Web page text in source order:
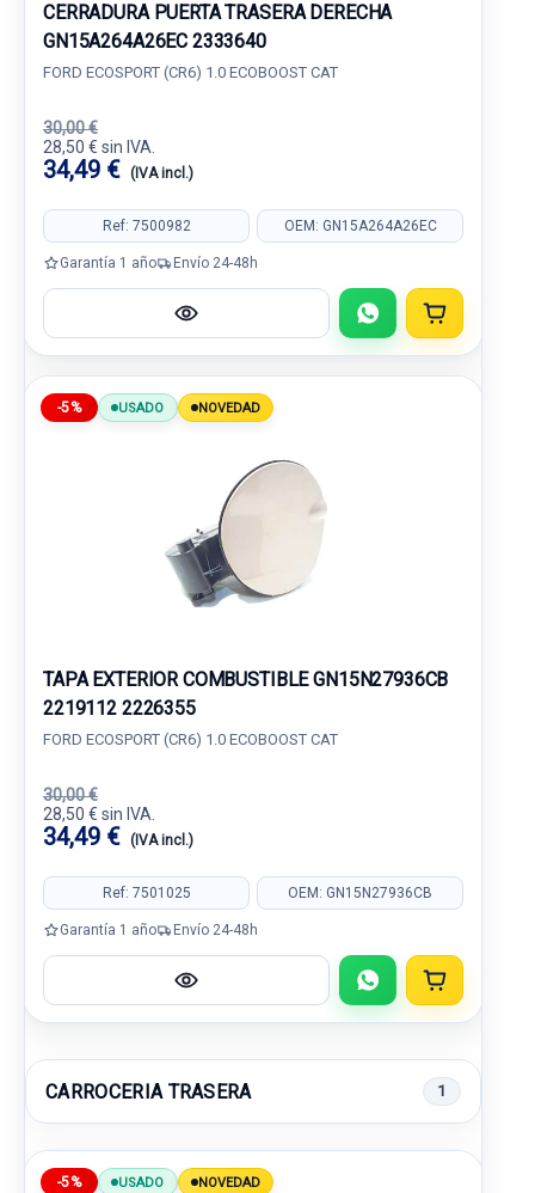
CERRADURA PUERTA TRASERA DERECHA
GN15A264A26EC 2333640
FORD ECOSPORT (CR6) 1.0 ECOBOOST CAT
30,00 €
28,50 € sin IVA.
34,49 € (IVA incl.)
Ref: 7500982 OEM: GN15A264A26EC
Garantía 1 año Envío 24-48h
-5% USADO NOVEDAD
TAPA EXTERIOR COMBUSTIBLE GN15N27936CB
2219112 2226355
FORD ECOSPORT (CR6) 1.0 ECOBOOST CAT
30,00 €
28,50 € sin IVA.
34,49 € (IVA incl.)
Ref: 7501025 OEM: GN15N27936CB
Garantía 1 año Envío 24-48h
CARROCERIA TRASERA 1
-5% USADO NOVEDAD